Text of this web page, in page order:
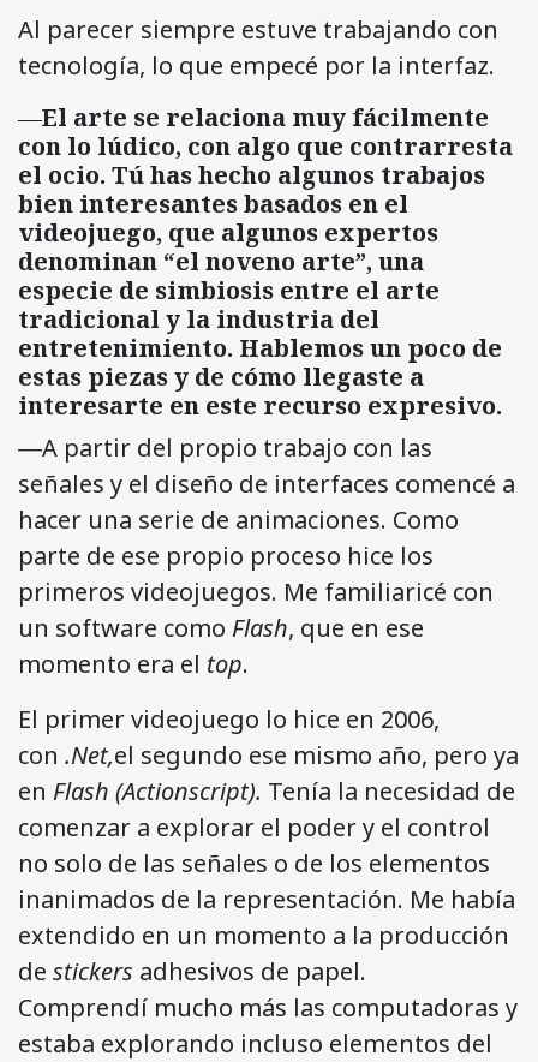
Al parecer siempre estuve trabajando con
tecnología, lo que empecé por la interfaz.
―El arte se relaciona muy fácilmente
con lo lúdico, con algo que contrarresta
el ocio. Tú has hecho algunos trabajos
bien interesantes basados en el
videojuego, que algunos expertos
denominan “el noveno arte”, una
especie de simbiosis entre el arte
tradicional y la industria del
entretenimiento. Hablemos un poco de
estas piezas y de cómo llegaste a
interesarte en este recurso expresivo.
―A partir del propio trabajo con las
señales y el diseño de interfaces comencé a
hacer una serie de animaciones. Como
parte de ese propio proceso hice los
primeros videojuegos. Me familiaricé con
un software como Flash, que en ese
momento era el top.
El primer videojuego lo hice en 2006,
con .Net,el segundo ese mismo año, pero ya
en Flash (Actionscript). Tenía la necesidad de
comenzar a explorar el poder y el control
no solo de las señales o de los elementos
inanimados de la representación. Me había
extendido en un momento a la producción
de stickers adhesivos de papel.
Comprendí mucho más las computadoras y
estaba explorando incluso elementos del